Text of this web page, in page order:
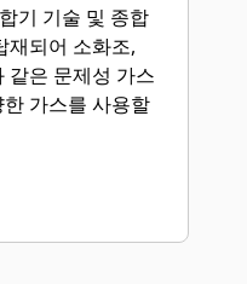
기 기술 및 종합
재되어 소화조,
같은 문제성 가스
가스를 사용할